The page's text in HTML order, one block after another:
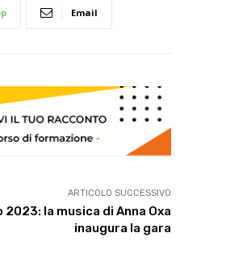
Email
ARTICOLO SUCCESSIVO
2023: la musica di Anna Oxa
inaugura la gara